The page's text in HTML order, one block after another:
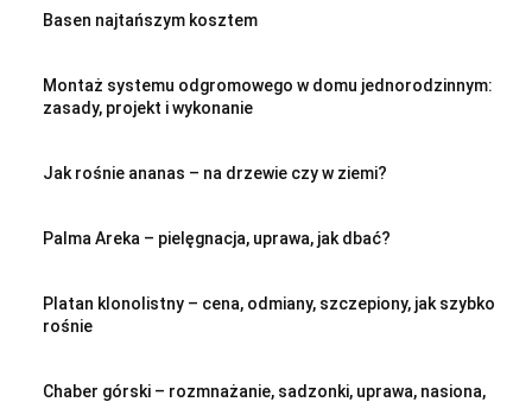
Basen najtańszym kosztem
Montaż systemu odgromowego w domu jednorodzinnym:
zasady, projekt i wykonanie
Jak rośnie ananas – na drzewie czy w ziemi?
Palma Areka – pielęgnacja, uprawa, jak dbać?
Platan klonolistny – cena, odmiany, szczepiony, jak szybko
rośnie
Chaber górski – rozmnażanie, sadzonki, uprawa, nasiona,